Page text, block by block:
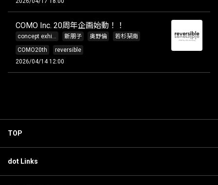
COMO Inc. 20周年企画始動！！
concept exhi... 新朋子 奥野倫
若杉栞南
COMO20th
reversible
2026/04/14 12:00
TOP
dot Links